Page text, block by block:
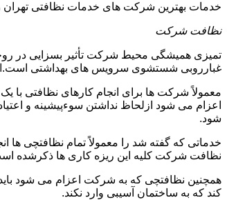
خدمات بهترین شرکت های خدمات نظافتی تهران
نظافت شرکت
تمیزی همیشگی محیط شرکت تأثیر بسزایی در
غبارروبی شستشوی سرویس های بهداشتی
معمولاً شرکت ها برای انجام کارهای نظافتی
اعزام می شود ازلحاظ نداشتن سوءپیشینه و
شود.
خدماتی که گفته شد را معمولاً تمام نظافتچی ها
نظافت شرکت کلیه این ریزه کاری ها ذکرشده
همچنین نظافتچی که به شرکت اعزام می شود
کند که به ساختمان آسیبی وارد نکند.